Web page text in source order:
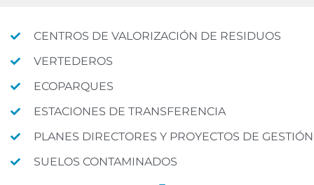
CENTROS DE VALORIZACIÓN DE RESIDUOS
VERTEDEROS
ECOPARQUES
ESTACIONES DE TRANSFERENCIA
PLANES DIRECTORES Y PROYECTOS DE GESTIÓN
SUELOS CONTAMINADOS